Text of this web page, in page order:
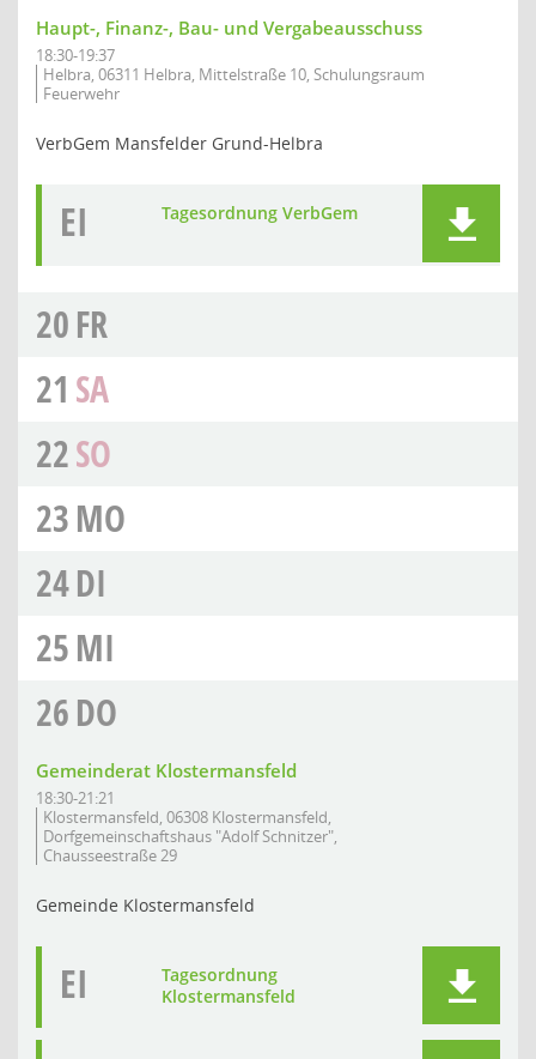
Haupt-, Finanz-, Bau- und Vergabeausschuss
18:30-19:37
Helbra, 06311 Helbra, Mittelstraße 10, Schulungsraum
Feuerwehr
VerbGem Mansfelder Grund-Helbra
EI Tagesordnung VerbGem
20FR
21 SA
22SO
23MO
24DI
25MI
26DO
Gemeinderat Klostermansfeld
18:30-21:21
Klostermansfeld, 06308 Klostermansfeld,
Dorfgemeinschaftshaus "Adolf Schnitzer",
Chausseestraße 29
Gemeinde Klostermansfeld
EI
Tagesordnung
Klostermansfeld